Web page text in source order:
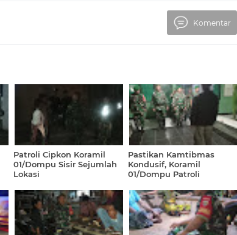
Komentar
Patroli Cipkon Koramil
01/Dompu Sisir Sejumlah
Lokasi
Pastikan Kamtibmas
Kondusif, Koramil
01/Dompu Patroli